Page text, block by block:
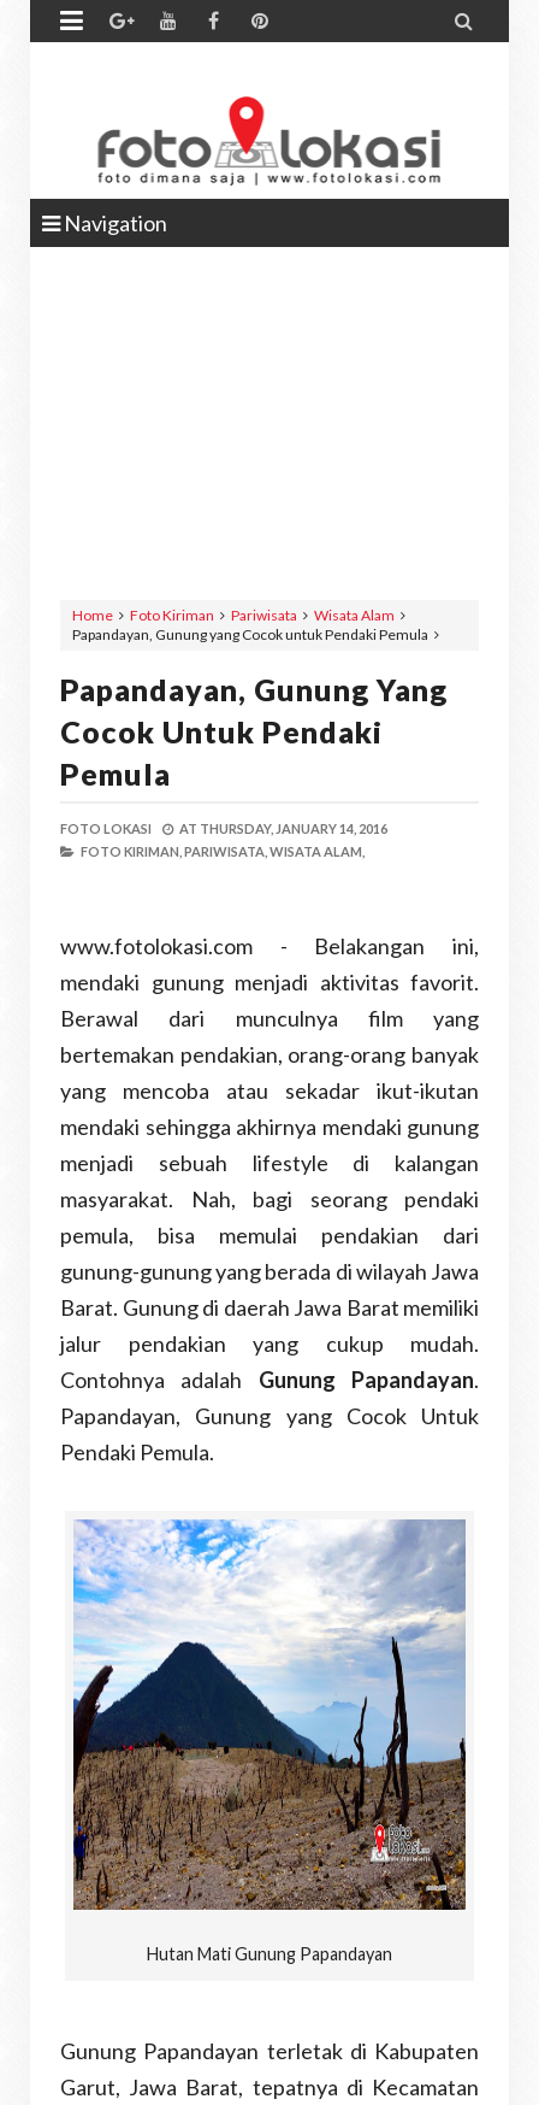
 
Navigation
Home Foto Kiriman Pariwisata
Wisata Alam
Papandayan, Gunung yang Cocok untuk Pendaki Pemula
Papandayan, Gunung Yang
Cocok Untuk Pendaki
Pemula
FOTO LOKASI AT THURSDAY, JANUARY 14, 2016
FOTO KIRIMAN, PARIWISATA, WISATA ALAM,
www.fotolokasi.com - Belakangan ini,
mendaki gunung menjadi aktivitas favorit.
Berawal dari munculnya film yang
bertemakan pendakian, orang-orang banyak
yang mencoba atau sekadar ikut-ikutan
mendaki sehingga akhirnya mendaki gunung
menjadi sebuah lifestyle di kalangan
masyarakat. Nah, bagi seorang pendaki
pemula, bisa memulai pendakian dari
gunung-gunung yang berada di wilayah Jawa
Barat. Gunung di daerah Jawa Barat memiliki
jalur pendakian yang cukup mudah.
Contohnya adalah Gunung Papandayan.
Papandayan, Gunung yang Cocok Untuk
Pendaki Pemula.
Hutan Mati Gunung Papandayan
Gunung Papandayan terletak di Kabupaten
Garut, Jawa Barat, tepatnya di Kecamatan